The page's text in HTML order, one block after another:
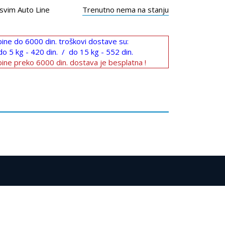
Auto Line Trenutno nema na stanju
do 6000 din. troškovi dostave su:
5 kg - 420 din. / do 15 kg - 552 din.
preko 6000 din. dostava je besplatna !